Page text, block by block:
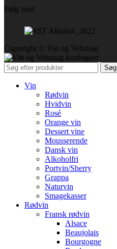
Følg med
Copyright © Vin og Velsmag
Søg
Vin
Rødvin
Hvidvin
Rosé
Orange vin
Dessert vine
Mousserende
Dansk vin
Alkoholfri
Portvin/Sherry
Grappa
Naturvin
Smagekasser
Rødvin
Fransk rødvin
Alsace
Beaujolais
Bourgogne